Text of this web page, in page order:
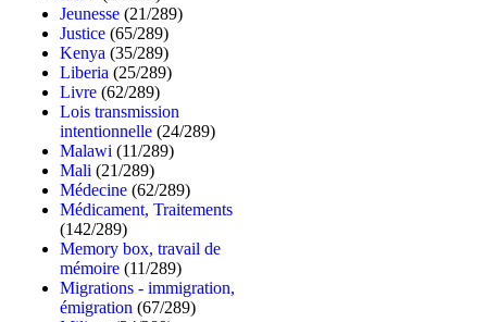
Jeunesse (21/289)
Justice (65/289)
Kenya (35/289)
Liberia (25/289)
Livre (62/289)
Lois transmission
intentionnelle (24/289)
Malawi (11/289)
Mali (21/289)
Médecine (62/289)
Médicament, Traitements
(142/289)
Memory box, travail de
mémoire (11/289)
Migrations - immigration,
émigration (67/289)